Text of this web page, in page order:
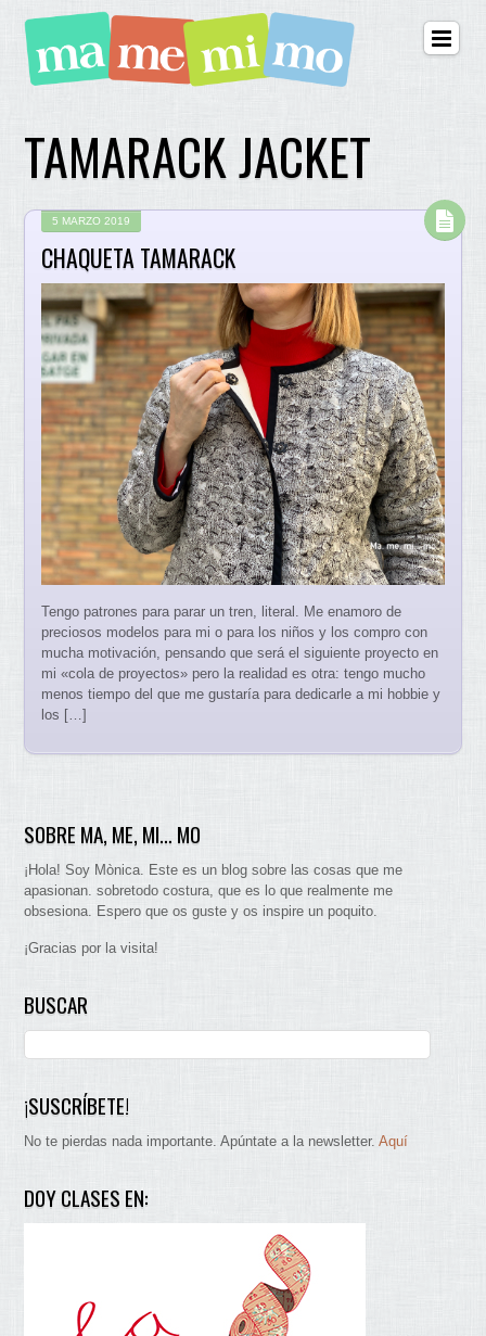
TAMARACK JACKET
5 MARZO 2019
CHAQUETA TAMARACK
Tengo patrones para parar un tren, literal. Me enamoro de
preciosos modelos para mi o para los niños y los compro con
mucha motivación, pensando que será el siguiente proyecto en
mi «cola de proyectos» pero la realidad es otra: tengo mucho
menos tiempo del que me gustaría para dedicarle a mi hobbie y
los […]
SOBRE MA, ME, MI… MO
¡Hola! Soy Mònica. Este es un blog sobre las cosas que me
apasionan. sobretodo costura, que es lo que realmente me
obsesiona. Espero que os guste y os inspire un poquito.
¡Gracias por la visita!
BUSCAR
¡SUSCRÍBETE!
No te pierdas nada importante. Apúntate a la newsletter.Aquí
DOY CLASES EN: